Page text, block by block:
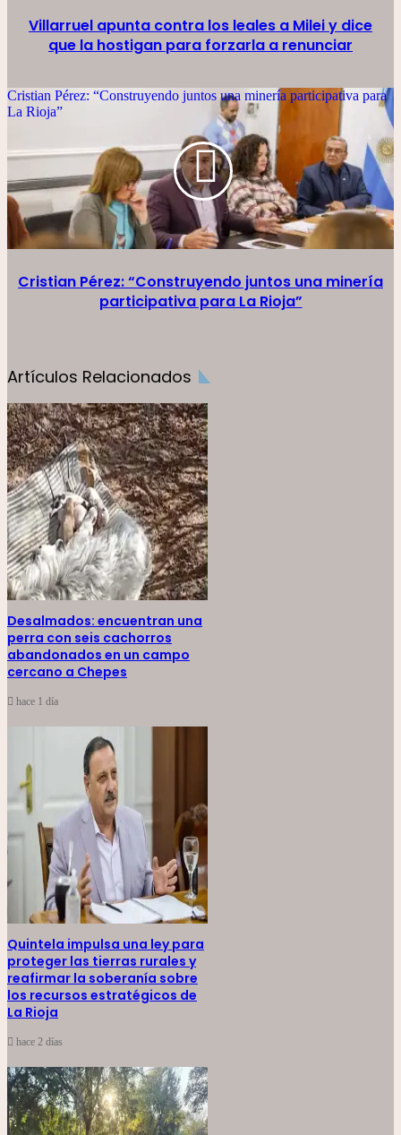
Villarruel apunta contra los leales a Milei y dice
que la hostigan para forzarla a renunciar
Cristian Pérez: “Construyendo juntos una minería participativa para
La Rioja”
Cristian Pérez: “Construyendo juntos una minería
participativa para La Rioja”
Artículos Relacionados
Desalmados: encuentran una
perra con seis cachorros
abandonados en un campo
cercano a Chepes
hace 1 día
Quintela impulsa una ley para
proteger las tierras rurales y
reafirmar la soberanía sobre
los recursos estratégicos de
La Rioja
hace 2 días